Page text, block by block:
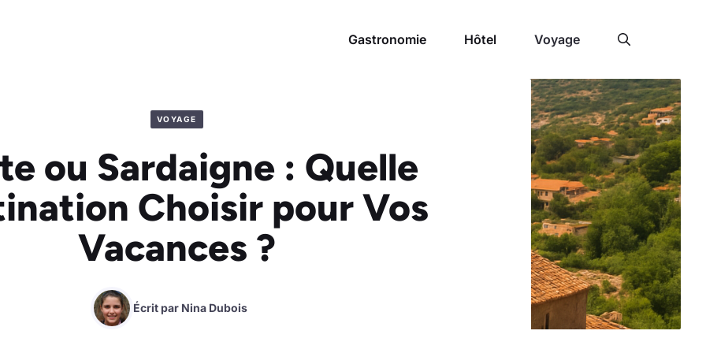
Gastronomie Hôtel Voyage
VOYAGE
ou Sardaigne : Quelle
Choisir pour Vos
Vacances ?
Écrit par Nina Dubois